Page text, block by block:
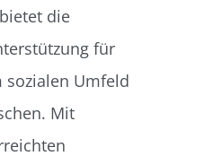
die
für
sozialen Umfeld
Mit